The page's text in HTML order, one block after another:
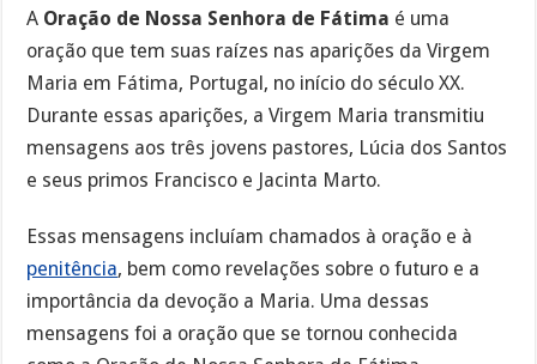
A Oração de Nossa Senhora de Fátima é uma
oração que tem suas raízes nas aparições da Virgem
Maria em Fátima, Portugal, no início do século XX.
Durante essas aparições, a Virgem Maria transmitiu
mensagens aos três jovens pastores, Lúcia dos Santos
e seus primos Francisco e Jacinta Marto.
Essas mensagens incluíam chamados à oração e à
penitência, bem como revelações sobre o futuro e a
importância da devoção a Maria. Uma dessas
mensagens foi a oração que se tornou conhecida